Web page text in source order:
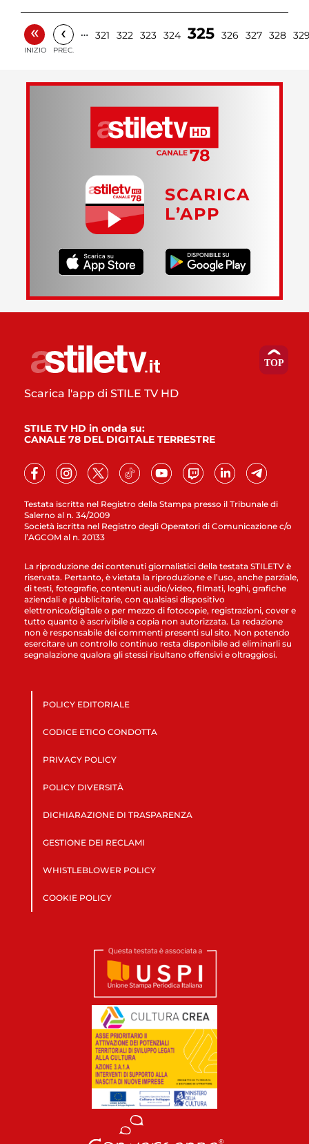
«
INIZIO
‹
PREC.
… 321 322 323 324 325 326 327 328
SCARICA
L’APP
Testata iscritta nel Registro della Stampa presso il Tribunale di
Salerno al n. 34/2009
Società iscritta nel Registro degli Operatori di Comunicazione c/o
l’AGCOM al n. 20133
Scarica l'app di STILE TV HD
STILE TV HD in onda su:
CANALE 78 DEL DIGITALE TERRESTRE
La riproduzione dei contenuti giornalistici della testata STILETV è
riservata. Pertanto, è vietata la riproduzione e l’uso, anche parziale,
di testi, fotografie, contenuti audio/video, filmati, loghi, grafiche
aziendali e pubblicitarie, con qualsiasi dispositivo
elettronico/digitale o per mezzo di fotocopie, registrazioni, cover e
tutto quanto è ascrivibile a copia non autorizzata. La redazione
non è responsabile dei commenti presenti sul sito. Non potendo
esercitare un controllo continuo resta disponibile ad eliminarli su
segnalazione qualora gli stessi risultano offensivi e oltraggiosi.
POLICY EDITORIALE
CODICE ETICO CONDOTTA
PRIVACY POLICY
POLICY DIVERSITÀ
DICHIARAZIONE DI TRASPARENZA
GESTIONE DEI RECLAMI
WHISTLEBLOWER POLICY
COOKIE POLICY